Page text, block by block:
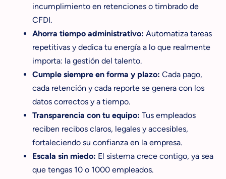
incumplimiento en retenciones o timbrado de
CFDI.
Ahorra tiempo administrativo: Automatiza tareas
repetitivas y dedica tu energía a lo que realmente
importa: la gestión del talento.
Cumple siempre en forma y plazo: Cada pago,
cada retención y cada reporte se genera con los
datos correctos y a tiempo.
Transparencia con tu equipo: Tus empleados
reciben recibos claros, legales y accesibles,
fortaleciendo su confianza en la empresa.
Escala sin miedo: El sistema crece contigo, ya sea
que tengas 10 o 1000 empleados.